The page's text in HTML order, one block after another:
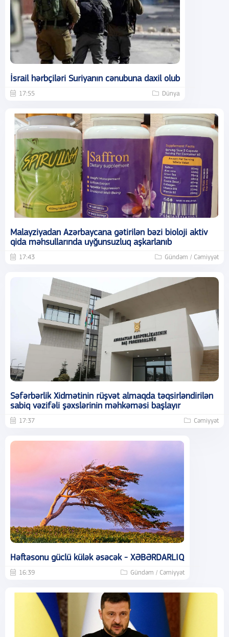
İsrail hərbçiləri Suriyanın cənubuna daxil olub
17:55 Dünya
Malayziyadan Azərbaycana gətirilən bəzi bioloji aktiv
qida məhsullarında uyğunsuzluq aşkarlanıb
17:43 Gündəm / Cəmiyyət
Səfərbərlik Xidmətinin rüşvət almaqda təqsirləndirilən
sabiq vəzifəli şəxslərinin məhkəməsi başlayır
17:37 Cəmiyyət
Həftəsonu güclü külək əsəcək - XƏBƏRDARLIQ
16:39 Gündəm / Cəmiyyət